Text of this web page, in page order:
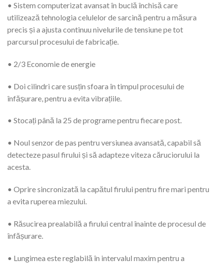
• Sistem computerizat avansat în buclă închisă care
utilizează tehnologia celulelor de sarcină pentru a măsura
precis și a ajusta continuu nivelurile de tensiune pe tot
parcursul procesului de fabricație.
• 2/3 Economie de energie
• Doi cilindri care susțin sfoara în timpul procesului de
înfășurare, pentru a evita vibrațiile.
• Stocați până la 25 de programe pentru fiecare post.
• Noul senzor de pas pentru versiunea avansată, capabil să
detecteze pasul firului și să adapteze viteza căruciorului la
acesta.
• Oprire sincronizată la capătul firului pentru fire mari pentru
a evita ruperea miezului.
• Răsucirea prealabilă a firului central înainte de procesul de
înfășurare.
• Lungimea este reglabilă în intervalul maxim pentru a